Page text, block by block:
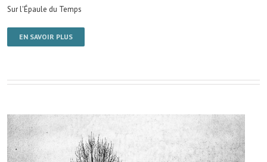
Sur l'Épaule du Temps
EN SAVOIR PLUS